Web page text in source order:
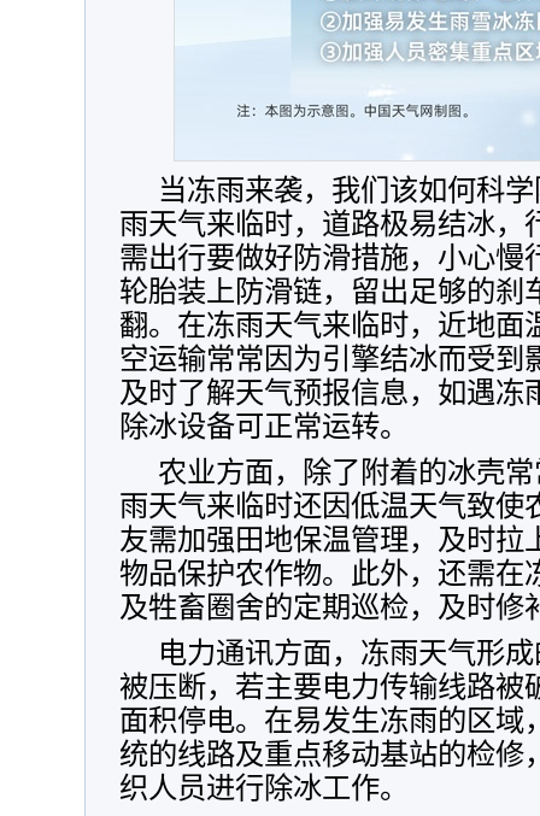
当冻雨来袭，我们该如何科
雨天气来临时，道路极易结冰，
需出行要做好防滑措施，小心慢
轮胎装上防滑链，留出足够的刹
翻。在冻雨天气来临时，近地面
空运输常常因为引擎结冰而受到
及时了解天气预报信息，如遇冻
除冰设备可正常运转。
农业方面，除了附着的冰壳
雨天气来临时还因低温天气致使
友需加强田地保温管理，及时拉
物品保护农作物。此外，还需在
及牲畜圈舍的定期巡检，及时修
电力通讯方面，冻雨天气形
被压断，若主要电力传输线路被
面积停电。在易发生冻雨的区域
统的线路及重点移动基站的检修
织人员进行除冰工作。